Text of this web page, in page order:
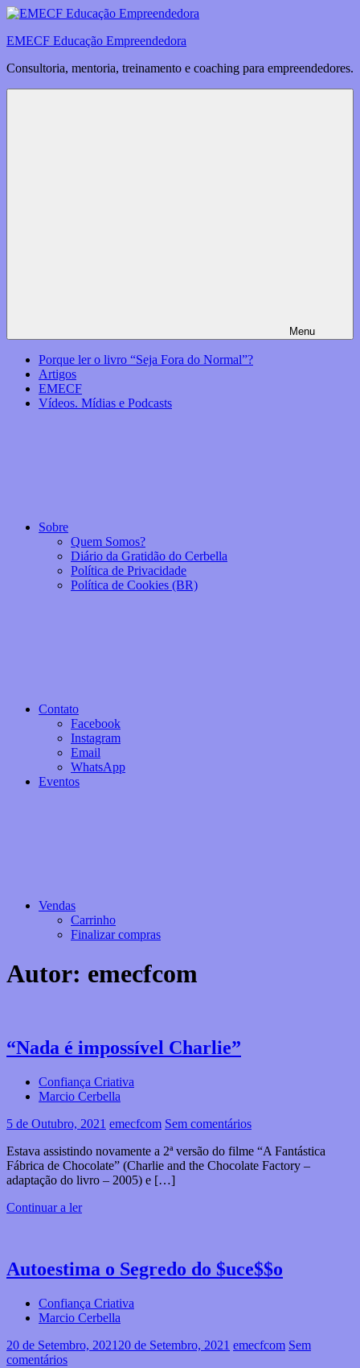
Saltar
o
EMECF Educação Empreendedora
Consultoria, mentoria, treinamento e coaching para empreendedores.
Menu
Porque ler o livro “Seja Fora do Normal”?
Artigos
EMECF
Vídeos. Mídias e Podcasts
Sobre
Quem Somos?
Diário da Gratidão do Cerbella
Política de Privacidade
Política de Cookies (BR)
Contato
Facebook
Instagram
Email
WhatsApp
Eventos
Vendas
Carrinho
Finalizar compras
Autor: emecfcom
“Nada é impossível Charlie”
Confiança Criativa
Marcio Cerbella
5 de Outubro, 2021 emecfcom Sem comentários
Estava assistindo novamente a 2ª versão do filme “A Fantástica
Fábrica de Chocolate” (Charlie and the Chocolate Factory –
adaptação do livro – 2005) e […]
Continuar a ler
Autoestima o Segredo do $uce$$o
Confiança Criativa
Marcio Cerbella
20 de Setembro, 2021 20 de Setembro, 2021 emecfcom Sem
comentários